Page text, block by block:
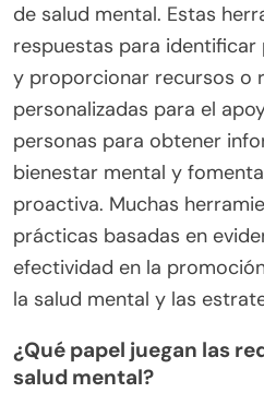
de salud mental. Estas
respuestas para
y proporcionar recursos o
personalizadas para el
personas para obtener
bienestar mental y
proactiva. Muchas
prácticas basadas en
efectividad en la
la salud mental y las
¿Qué papel juegan las
salud mental?